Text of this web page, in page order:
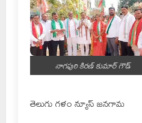
నాగపురి కిరణ్ కుమార్ గౌడ్
తెలుగు గళం న్యూస్ జనగామ